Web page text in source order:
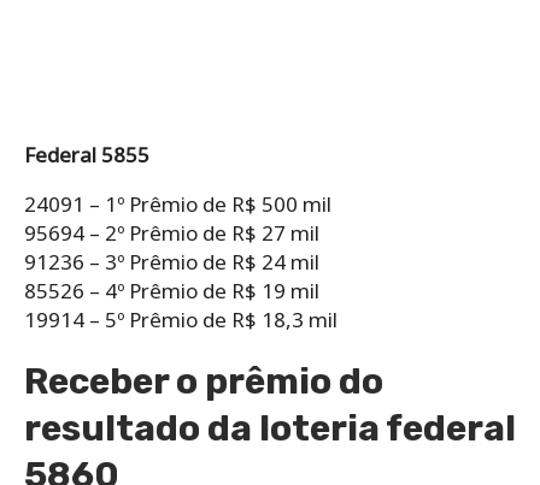
Federal 5855
24091 – 1º Prêmio de R$ 500 mil
95694 – 2º Prêmio de R$ 27 mil
91236 – 3º Prêmio de R$ 24 mil
85526 – 4º Prêmio de R$ 19 mil
19914 – 5º Prêmio de R$ 18,3 mil
Receber o prêmio do
resultado da loteria federal
5860